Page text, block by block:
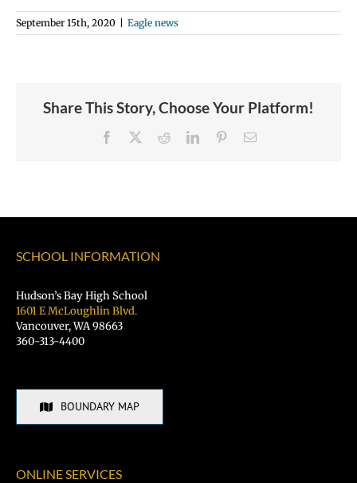
September 15th, 2020 Eagle news
Share This Story, Choose Your Platform!
Facebook RedditLinkedInPinterestEmail
SCHOOL INFORMATION
Hudson’s Bay High School
1601 E McLoughlin Blvd.
Vancouver, WA 98663
360-313-4400
BOUNDARY MAP
ONLINE SERVICES